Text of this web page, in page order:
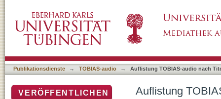
Publikationsdienste → TOBIAS-audio → Auflistung TOBIAS-audio nach
Auflistung
VERÖFFENTLICHEN